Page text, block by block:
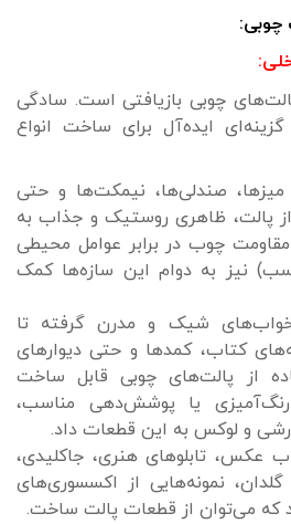
چوبی:
چوبی بازیافتی است. سادگی
ایده‌آل برای ساخت انواع
میزها، صندلی‌ها، نیمکت‌ها و حتی
پالت، ظاهری روستیک و جذاب به
چوب در برابر عوامل محیطی
نیز به دوام این سازه‌ها کمک
شیک و مدرن گرفته تا
کتاب، کمدها و حتی دیوارهای
از پالت‌های چوبی قابل ساخت
رنگ‌آمیزی یا پوشش‌دهی مناسب،
و لوکس به این قطعات داد.
عکس، تابلوهای هنری، جاکلیدی،
گلدان، نمونه‌هایی از اکسسوری‌های
که می‌توان از قطعات پالت ساخت.